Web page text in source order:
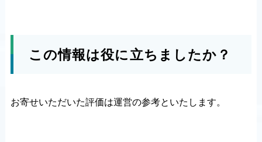
この情報は役に立ちましたか？
お寄せいただいた評価は運営の参考といたします。